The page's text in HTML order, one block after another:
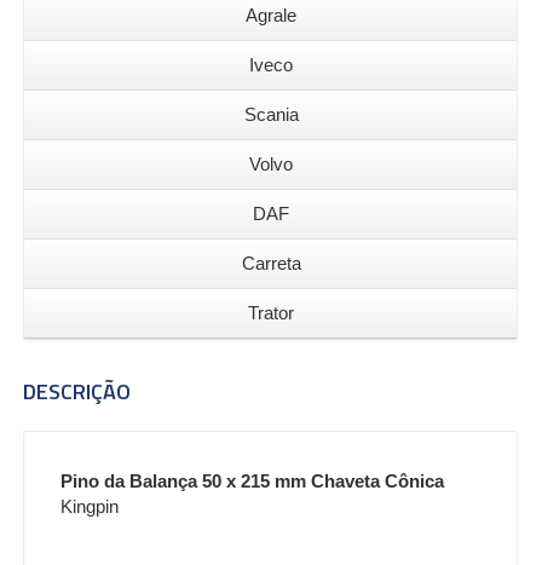
Agrale
Iveco
Scania
Volvo
DAF
Carreta
Trator
DESCRIÇÃO
Pino da Balança 50 x 215 mm Chaveta Cônica
Kingpin